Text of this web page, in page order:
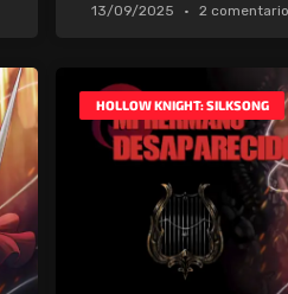
13/09/2025 2
HOLLOW KNIGHT: SILKSONG